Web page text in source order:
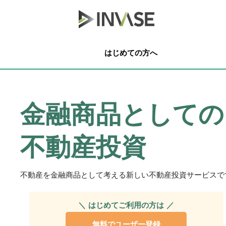
はじめての方へ
金融商品としての
不動産投資
不動産を金融商品として考える新しい不動産投資サービス
＼ はじめてご利用の方は ／